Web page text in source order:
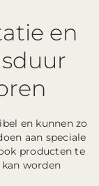
en
en kunnen zo
aan speciale
producten te
worden